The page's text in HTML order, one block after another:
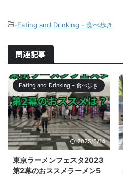
-Eating and Drinking - 食べ歩き
関連記事
Eating and Drinking - 食べ歩き
2025/6/14
東京ラーメンフェスタ2023
第2幕のおススメラーメン5